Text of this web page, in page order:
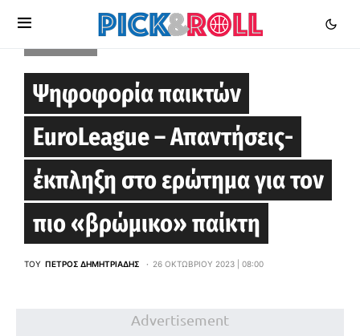
Ψηφοφορία παικτών
EuroLeague – Απαντήσεις-
έκπληξη στο ερώτημα για τον
πιο «βρώμικο» παίκτη
ΤΟΥ ΠΈΤΡΟΣ ΔΗΜΗΤΡΙΆΔΗΣ 26 ΟΚΤΩΒΡΊΟΥ 2023 | 08:00
Advertisement